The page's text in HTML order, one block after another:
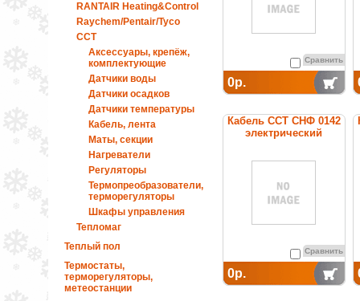
RANTAIR Heating&Control
Raychem/Pentair/Tyco
ССТ
Аксессуары, крепёж,
комплектующие
Датчики воды
Датчики осадков
Датчики температуры
Кабель, лента
Маты, секции
Нагреватели
Регуляторы
Термопреобразователи,
терморегуляторы
Шкафы управления
Тепломаг
Теплый пол
Термостаты,
терморегуляторы,
метеостанции
Сравнить
0р.
Кабель ССТ СНФ 0142
электрический
Сравнить
0р.